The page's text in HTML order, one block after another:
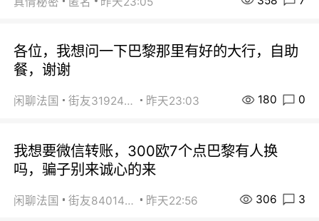
各位，我想问一下巴黎那里有好的大行，自助
餐，谢谢
闲聊法国 街友31924072 昨天23:03 180 0
我想要微信转账，300欧7个点巴黎有人换
吗，骗子别来诚心的来
闲聊法国 街友84014588 昨天22:56 306 3